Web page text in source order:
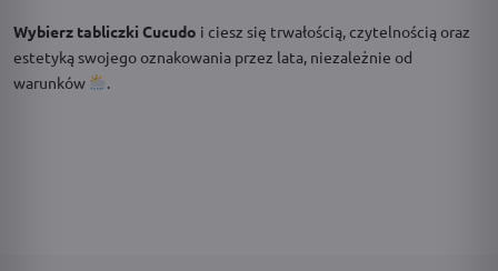
Wybierz tabliczki Cucudo i ciesz się trwałością, czytelnością oraz
estetyką swojego oznakowania przez lata, niezależnie od
warunków
.